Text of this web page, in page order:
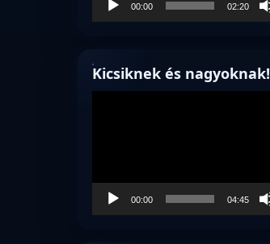
00:00 02:20
Kicsiknek és nagyoknak!
00:00 04:45